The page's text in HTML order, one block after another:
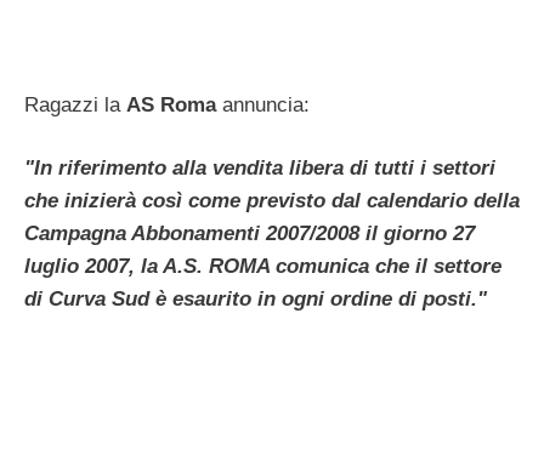
Ragazzi la AS Romaannuncia:
"In riferimento alla vendita libera di tutti i settori
che inizierà così come previsto dal calendario della
Campagna Abbonamenti 2007/2008 il giorno 27
luglio 2007, la A.S. ROMA comunica che il settore
di Curva Sud è esaurito in ogni ordine di posti."